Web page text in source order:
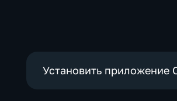
Установить приложение